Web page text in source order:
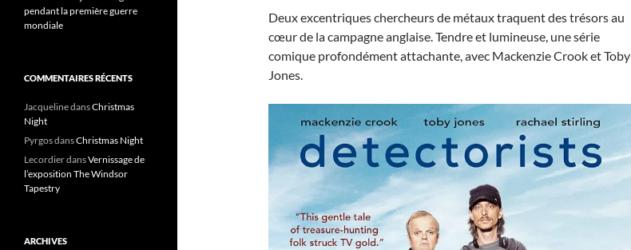
Deux excentriques chercheurs de métaux traquent des trésors au
cœur de la campagne anglaise. Tendre et lumineuse, une série
comique profondément attachante, avec Mackenzie Crook et Toby
Jones.
pendant la première guerre
mondiale
COMMENTAIRES RÉCENTS
JacquelinedansChristmas
Night
PyrgosdansChristmas Night
LecordierdansVernissage de
l’exposition The Windsor
Tapestry
ARCHIVES